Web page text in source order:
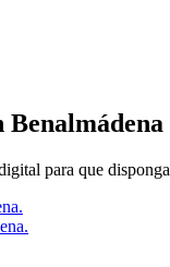
para que